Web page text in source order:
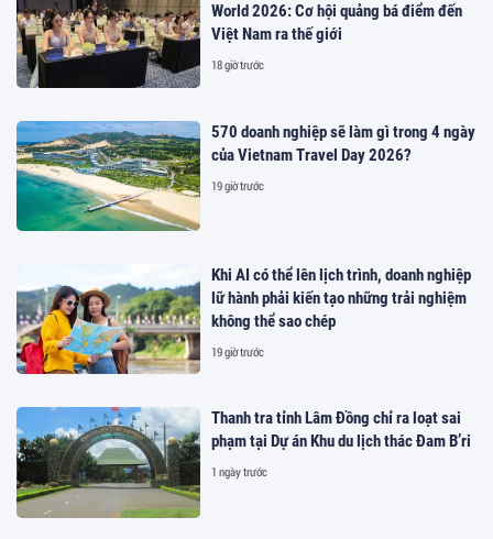
World 2026: Cơ hội quảng bá điểm đến
Việt Nam ra thế giới
18 giờ trước
570 doanh nghiệp sẽ làm gì trong 4 ngày
của Vietnam Travel Day 2026?
19 giờ trước
Khi AI có thể lên lịch trình, doanh nghiệp
lữ hành phải kiến tạo những trải nghiệm
không thể sao chép
19 giờ trước
Thanh tra tỉnh Lâm Đồng chỉ ra loạt sai
phạm tại Dự án Khu du lịch thác Đam B’ri
1 ngày trước